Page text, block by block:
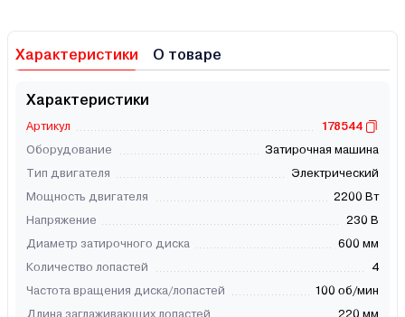
Характеристики О товаре
Характеристики
Артикул
178544
Оборудование
Затирочная машина
Тип двигателя
Электрический
Мощность двигателя
2200 Вт
Напряжение
230 В
Диаметр затирочного диска
600 мм
Количество лопастей
4
Частота вращения диска/лопастей
100 об/мин
Длина заглаживающих лопастей
220 мм